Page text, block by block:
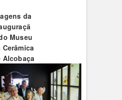
da
Museu
Cerâmica
Alcobaça